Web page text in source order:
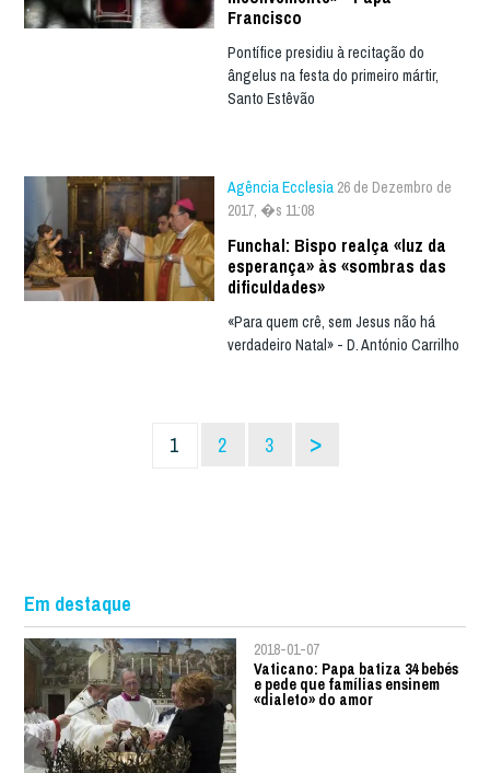
Francisco
Pontífice presidiu à recitação do
ângelus na festa do primeiro mártir,
Santo Estêvão
Agência Ecclesia 26 de Dezembro de
2017, �s 11:08
Funchal: Bispo realça «luz da
esperança» às «sombras das
dificuldades»
«Para quem crê, sem Jesus não há
verdadeiro Natal» - D. António Carrilho
1 2 3 >
Em destaque
2018-01-07
Vaticano: Papa batiza 34 bebés
e pede que famílias ensinem
«dialeto» do amor